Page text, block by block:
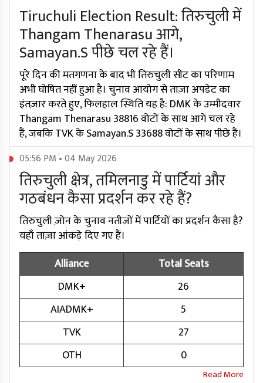
Tiruchuli Election Result: तिरुचुली में
Thangam Thenarasu आगे,
Samayan.S पीछे चल रहे हैं।
पूरे दिन की मतगणना के बाद भी तिरुचुली सीट का परिणाम
अभी घोषित नहीं हुआ है। चुनाव आयोग से ताज़ा अपडेट का
इंतज़ार करते हुए, फिलहाल स्थिति यह है: DMK के उम्मीदवार
Thangam Thenarasu 38816 वोटों के साथ आगे चल रहे
हैं, जबकि TVK के Samayan.S 33688 वोटों के साथ पीछे हैं।
05:56 PM • 04 May 2026
तिरुचुली क्षेत्र, तमिलनाडु में पार्टियां और
गठबंधन कैसा प्रदर्शन कर रहे हैं?
तिरुचुली ज़ोन के चुनाव नतीजों में पार्टियों का प्रदर्शन कैसा है?
यहाँ ताज़ा आंकड़े दिए गए हैं।
Alliance
Total Seats
DMK+
26
AIADMK+
5
TVK
27
OTH
0